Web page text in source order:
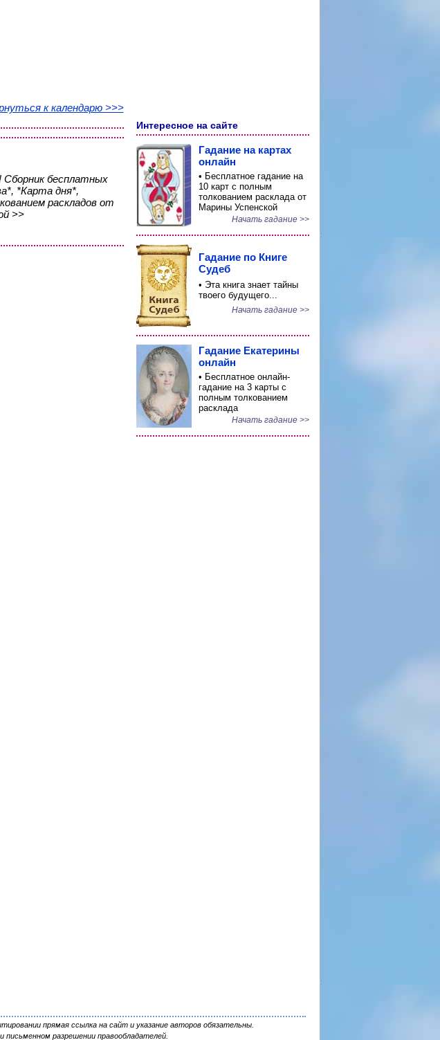
к календарю >>>
бесплатных
*Карта дня*,
раскладов от
>>
Интересное на сайте
Гадание на картах
онлайн
• Бесплатное гадание на
10 карт с полным
толкованием расклада от
Марины Успенской
Начать гадание >>
Гадание по Книге
Судеб
• Эта книга знает тайны
твоего будущего...
Начать гадание >>
Гадание Екатерины
онлайн
• Бесплатное онлайн-
гадание на 3 карты с
полным толкованием
расклада
Начать гадание >>
прямая ссылка на сайт и указание авторов обязательны.
письменном разрешении правообладателей.